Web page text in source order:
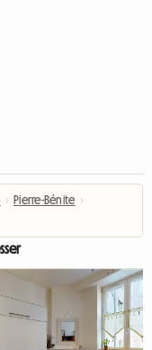
› Pierre-Bénite ›